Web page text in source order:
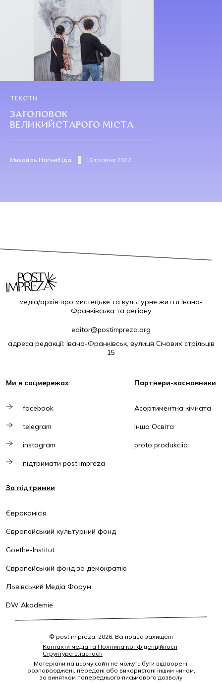
ТЕКСТИ
ЗАГОЛОВОК
ВЕЛИКИЙСТАРОГО МІСТА
Михайль Нагнибіда 16 травня 2022
медіа/архів про мистецьке та культурне життя Івано-
Франківська та регіону
editor@postimpreza.org
адреса редакції: Івано-Франківськ, вулиця Січових стрільців
15
Ми в соцмережах
facebook
telegram
instagram
підтримати post impreza
Партнери-засновники
Асортиментна кімната
Інша Освіта
proto produkciia
За підтримки
Єврокомісія
Європейський культурний фонд
Goethe-Institut
Європейський фонд за демократію
Львівський Медіа Форум
DW Akademie
© post impreza, 2026. Всі права захищені
Контакти медіа та Політика конфіденційності
Структура власності
Матеріали на цьому сайті не можуть бути відтворені,
розповсюджені, передані або використані іншим чином,
за винятком попереднього письмового дозволу